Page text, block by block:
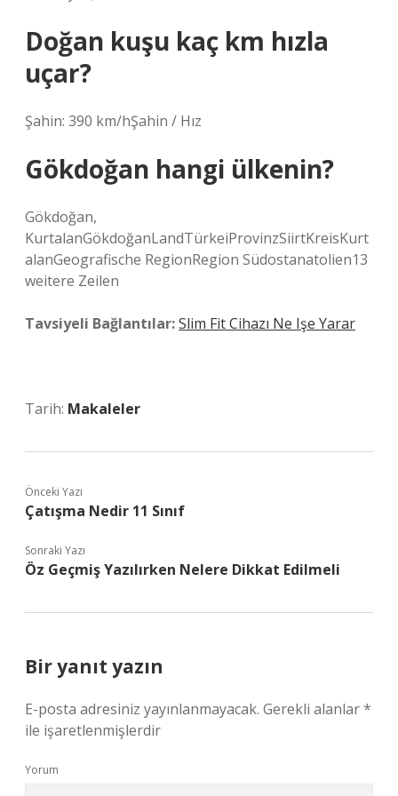
Doğan kuşu kaç km hızla
uçar?
Şahin: 390 km/hŞahin / Hız
Gökdoğan hangi ülkenin?
Gökdoğan,
KurtalanGökdoğanLandTürkeiProvinzSiirtKreisKurt
alanGeografische RegionRegion Südostanatolien13
weitere Zeilen
Tavsiyeli Bağlantılar:Slim Fit Cihazı Ne Işe Yarar
Tarih: Makaleler
Önceki Yazı
Çatışma Nedir 11 Sınıf
Sonraki Yazı
Öz Geçmiş Yazılırken Nelere Dikkat Edilmeli
Bir yanıt yazın
E-posta adresiniz yayınlanmayacak. Gerekli alanlar*
ile işaretlenmişlerdir
Yorum